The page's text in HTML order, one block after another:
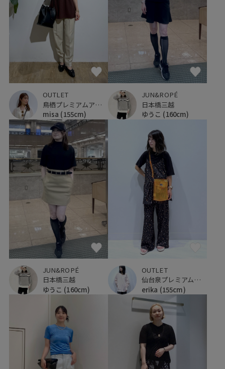
OUTLET
鳥栖プレミアムアウトレット
misa (155cm)
JUN&ROPÉ
日本橋三越
ゆうこ (160cm)
JUN&ROPÉ
日本橋三越
ゆうこ (160cm)
OUTLET
仙台泉プレミアムアウトレット
erika (155cm)